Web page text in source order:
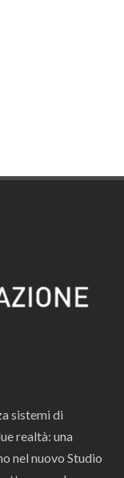
sistemi di
realtà: una
nel nuovo Studio